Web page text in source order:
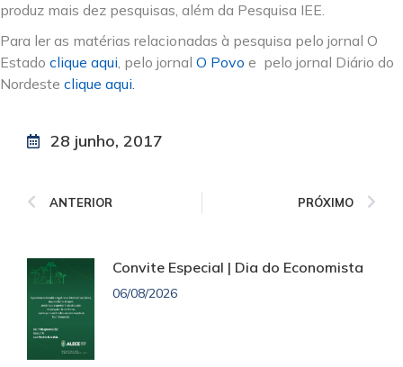
produz mais dez pesquisas, além da Pesquisa IEE.
Para ler as matérias relacionadas à pesquisa pelo jornal O
Estado clique aqui, pelo jornal O Povo e pelo jornal Diário do
Nordeste clique aqui.
28 junho, 2017
ANTERIOR PRÓXIMO
Convite Especial | Dia do Economista
06/08/2026